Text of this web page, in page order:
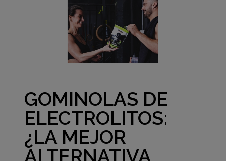
GOMINOLAS DE
ELECTROLITOS:
¿LA MEJOR
ALTERNATIVA